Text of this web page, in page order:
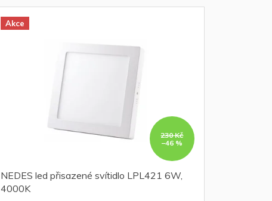
Akce
230 Kč
–46 %
NEDES led přisazené svítidlo LPL421 6W,
4000K